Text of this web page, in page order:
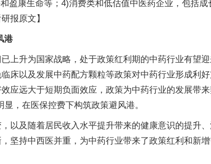
盈康生命等；4)消费类和低估值中医药企业，包括
报原文】
港
上升为国家战略，处于政策红利期的中药行业有望
床以及发展中药配方颗粒等政策对中药行业形成利
应远大于短期负面效应，政策为中药行业的发展带
，在医保控费下构筑政策避风港。
以及随着居民收入水平提升带来的健康意识的提升
坚持中西医并重，为中药行业带来了政策红利和新